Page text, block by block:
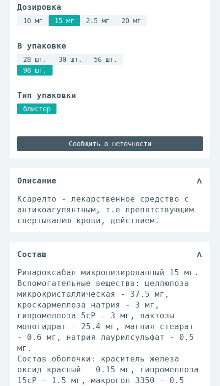
Дозировка
10 мг 15 мг 2.5 мг 20 мг
В упаковке
28 шт. 30 шт.
56 шт.
98 шт.
Тип упаковки
блистер
Сообщить о неточности
Описание
Ксарелто - лекарственное средство с
антикоагулянтным, т.е препятствующим
свертыванию крови, действием.
Состав
Ривароксабан микронизированный 15 мг.
Вспомогательные вещества: целлюлоза
микрокристаллическая - 37.5 мг,
кроскармеллоза натрия - 3 мг,
гипромеллоза 5cP - 3 мг, лактозы
моногидрат - 25.4 мг, магния стеарат
- 0.6 мг, натрия лаурилсульфат - 0.5
мг.
Состав оболочки: краситель железа
оксид красный - 0.15 мг, гипромеллоза
15cP - 1.5 мг, макрогол 3350 - 0.5